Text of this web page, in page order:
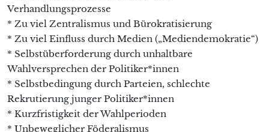
Verhandlungsprozesse
* Zu viel Zentralismus und Bürokratisierung
* Zu viel Einfluss durch Medien („Mediendemokratie“)
* Selbstüberforderung durch unhaltbare
Wahlversprechen der Politiker*innen
* Selbstbedingung durch Parteien, schlechte
Rekrutierung junger Politiker*innen
* Kurzfristigkeit der Wahlperioden
* Unbeweglicher Föderalismus